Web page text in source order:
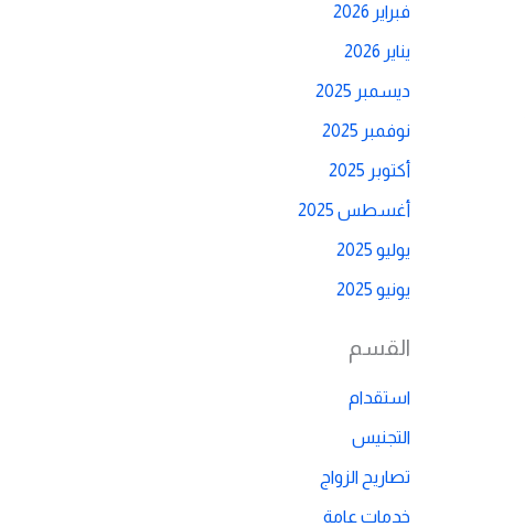
فبراير 2026
يناير 2026
ديسمبر 2025
نوفمبر 2025
أكتوبر 2025
أغسطس 2025
يوليو 2025
يونيو 2025
القسم
استقدام
التجنيس
تصاريح الزواج
خدمات عامة